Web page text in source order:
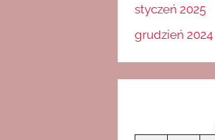
styczeń 2025
grudzień 2024